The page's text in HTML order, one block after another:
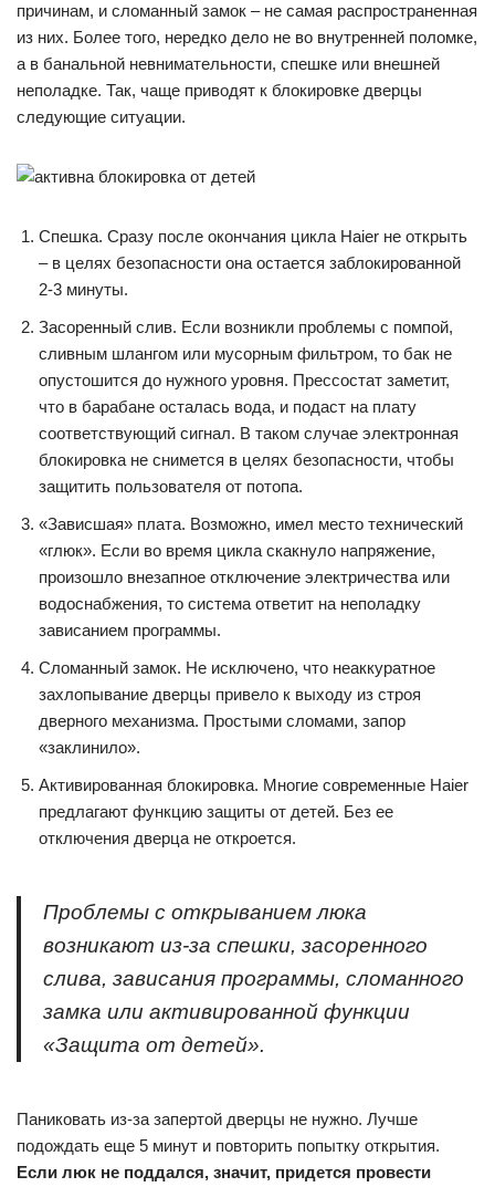
причинам, и сломанный замок – не самая распространенная
из них. Более того, нередко дело не во внутренней поломке,
а в банальной невнимательности, спешке или внешней
неполадке. Так, чаще приводят к блокировке дверцы
следующие ситуации.
Спешка. Сразу после окончания цикла Haier не открыть
– в целях безопасности она остается заблокированной
2-3 минуты.
Засоренный слив. Если возникли проблемы с помпой,
сливным шлангом или мусорным фильтром, то бак не
опустошится до нужного уровня. Прессостат заметит,
что в барабане осталась вода, и подаст на плату
соответствующий сигнал. В таком случае электронная
блокировка не снимется в целях безопасности, чтобы
защитить пользователя от потопа.
«Зависшая» плата. Возможно, имел место технический
«глюк». Если во время цикла скакнуло напряжение,
произошло внезапное отключение электричества или
водоснабжения, то система ответит на неполадку
зависанием программы.
Сломанный замок. Не исключено, что неаккуратное
захлопывание дверцы привело к выходу из строя
дверного механизма. Простыми сломами, запор
«заклинило».
Активированная блокировка. Многие современные Haier
предлагают функцию защиты от детей. Без ее
отключения дверца не откроется.
Проблемы с открыванием люка
возникают из-за спешки, засоренного
слива, зависания программы, сломанного
замка или активированной функции
«Защита от детей».
Паниковать из-за запертой дверцы не нужно. Лучше
подождать еще 5 минут и повторить попытку открытия.
Если люк не поддался, значит, придется провести